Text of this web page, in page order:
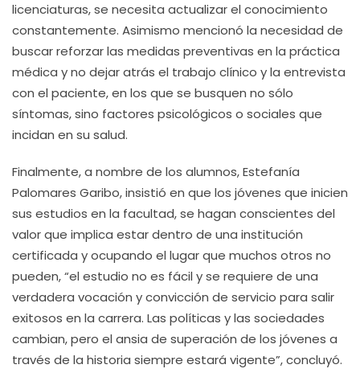
licenciaturas, se necesita actualizar el conocimiento
constantemente. Asimismo mencionó la necesidad de
buscar reforzar las medidas preventivas en la práctica
médica y no dejar atrás el trabajo clínico y la entrevista
con el paciente, en los que se busquen no sólo
síntomas, sino factores psicológicos o sociales que
incidan en su salud.
Finalmente, a nombre de los alumnos, Estefanía
Palomares Garibo, insistió en que los jóvenes que inicien
sus estudios en la facultad, se hagan conscientes del
valor que implica estar dentro de una institución
certificada y ocupando el lugar que muchos otros no
pueden, “el estudio no es fácil y se requiere de una
verdadera vocación y convicción de servicio para salir
exitosos en la carrera. Las políticas y las sociedades
cambian, pero el ansia de superación de los jóvenes a
través de la historia siempre estará vigente”, concluyó.